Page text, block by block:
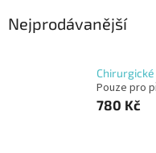
Nejprodávanější
Chirurgické
Pouze pro
780 Kč